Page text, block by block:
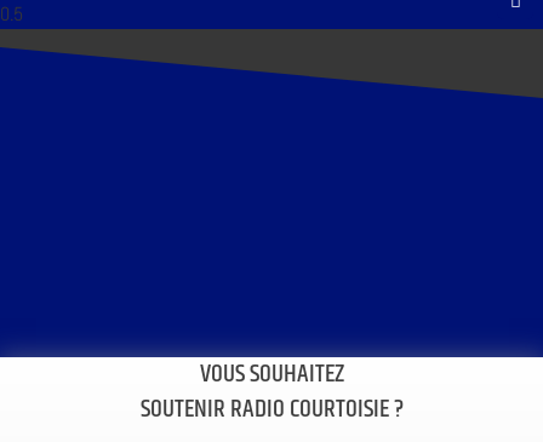
VOUS SOUHAITEZ
SOUTENIR RADIO COURTOISIE ?